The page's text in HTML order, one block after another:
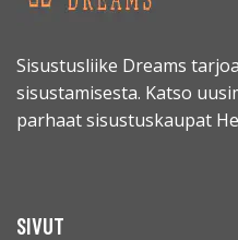
Sisustusliike Dreams
sisustamisesta. Katso
parhaat sisustuskaupat
SIVUT